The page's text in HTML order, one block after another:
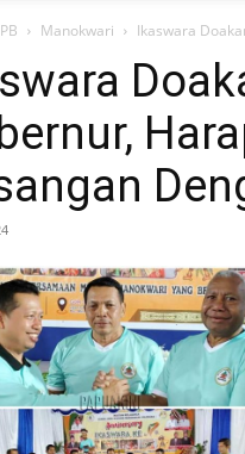
PB Manokwari Ikaswara